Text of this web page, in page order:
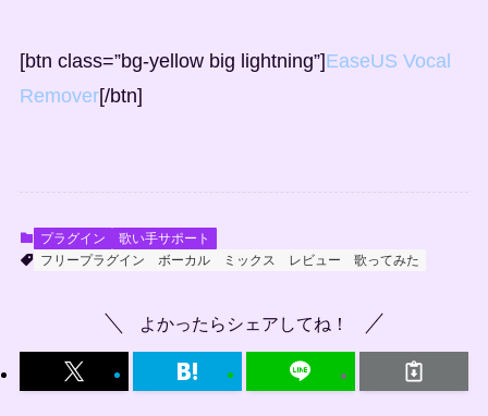
[btn class=”bg-yellow big lightning”]EaseUS Vocal
Remover[/btn]
プラグイン
歌い手サポート
フリープラグイン
ボーカル ミックス レビュー 歌ってみた
よかったらシェアしてね！